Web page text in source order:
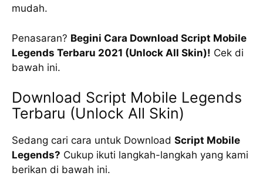
mudah.
Penasaran? Begini Cara Download Script Mobile
Legends Terbaru 2021 (Unlock All Skin)! Cek di
bawah ini.
Download Script Mobile Legends
Terbaru (Unlock All Skin)
Sedang cari cara untuk Download Script Mobile
Legends? Cukup ikuti langkah-langkah yang kami
berikan di bawah ini.